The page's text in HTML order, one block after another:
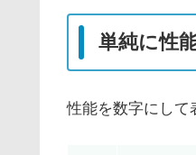
単純に性
性能を数字にして